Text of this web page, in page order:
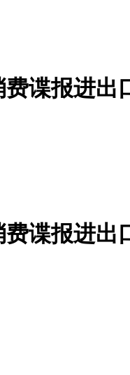
谍报进出
谍报进出